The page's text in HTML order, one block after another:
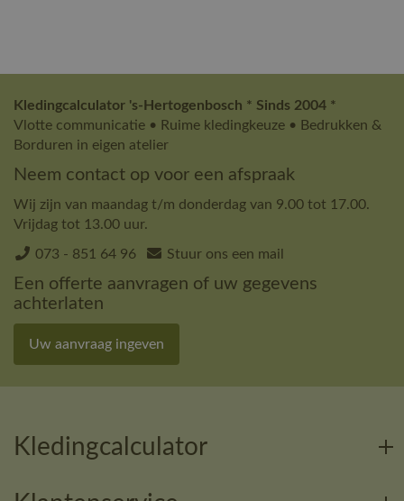
Kledingcalculator 's-Hertogenbosch * Sinds 2004 *
Vlotte communicatie • Ruime kledingkeuze • Bedrukken &
Borduren in eigen atelier
Neem contact op voor een afspraak
Wij zijn van maandag t/m donderdag van 9.00 tot 17.00.
Vrijdag tot 13.00 uur.
073 - 851 64 96 Stuur ons een mail
Een offerte aanvragen of uw gegevens
achterlaten
Uw aanvraag ingeven
Kledingcalculator